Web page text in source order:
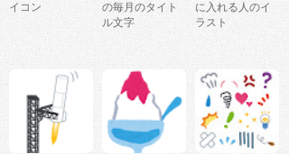
イコン
の毎月のタイト
ル文字
に入れる人のイ
ラスト